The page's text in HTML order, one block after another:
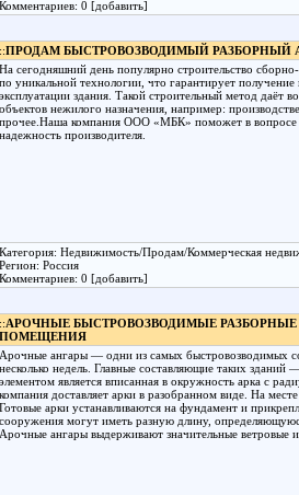
Комментариев: 0 [добавить]
::ПРОДАМ БЫСТРОВОЗВОДИМЫЙ РАЗБОРНЫЙ
На сегодняшний день популярно строительство
по уникальной технологии, что гарантирует
эксплуатации здания. Такой строительный метод даёт
объектов нежилого назначения, например:
прочее.Наша компания ООО «МБК» поможет в вопросе
надежность производителя.
Категория: Недвижимость/Продам/Коммерческая
Регион: Россия
Комментариев: 0 [добавить]
::АРОЧНЫЕ БЫСТРОВОЗВОДИМЫЕ
ПОМЕЩЕНИЯ
Арочные ангары — одни из самых быстровозводимых
несколько недель. Главные составляющие таких
элементом является вписанная в окружность арка с
компания доставляет арки в разобранном виде. На
Готовые арки устанавливаются на фундамент и
сооружения могут иметь разную длину,
Арочные ангары выдерживают значительные ветровые